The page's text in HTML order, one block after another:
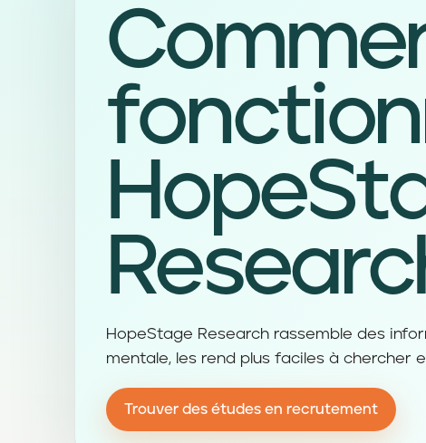
HopeStage Research rassemble des
mentale, les rend plus faciles à chercher
Trouver des études en recrutement